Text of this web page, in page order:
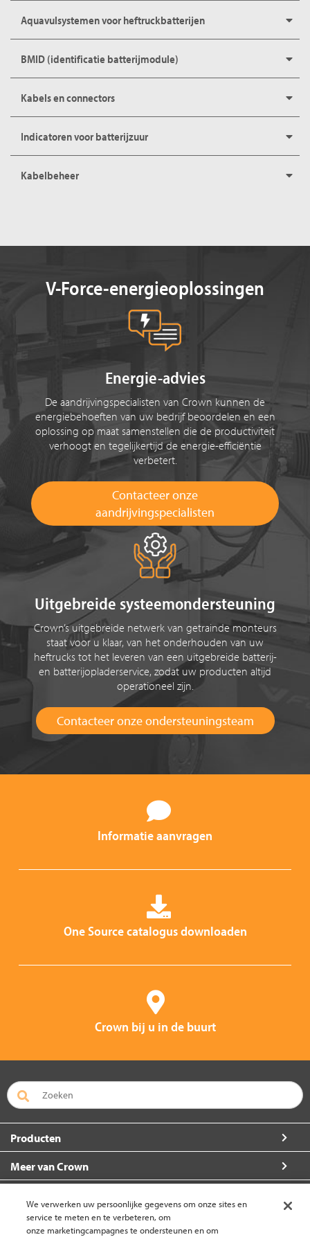
Aquavulsystemen voor heftruckbatterijen
BMID (identificatie batterijmodule)
Kabels en connectors
Indicatoren voor batterijzuur
Kabelbeheer
V-Force-energieoplossingen
Energie-advies
De aandrijvingspecialisten van Crown kunnen de
energiebehoeften van uw bedrijf beoordelen en een
oplossing op maat samenstellen die de productiviteit
verhoogt en tegelijkertijd de energie-efficiëntie
verbetert.
Contacteer onze
aandrijvingspecialisten
Uitgebreide systeemondersteuning
Crown’s uitgebreide netwerk van getrainde monteurs
staat voor u klaar, van het onderhouden van uw
heftrucks tot het leveren van een uitgebreide batterij-
en batterijopladerservice, zodat uw producten altijd
operationeel zijn.
Contacteer onze ondersteuningsteam
Informatie aanvragen
One Source catalogus downloaden
Crown bij u in de buurt
Producten
Meer van Crown
Zo kunt u ons bereiken
We verwerken uw persoonlijke gegevens om onze sites en
service te meten en te verbeteren, om
onze marketingcampagnes te ondersteunen en om